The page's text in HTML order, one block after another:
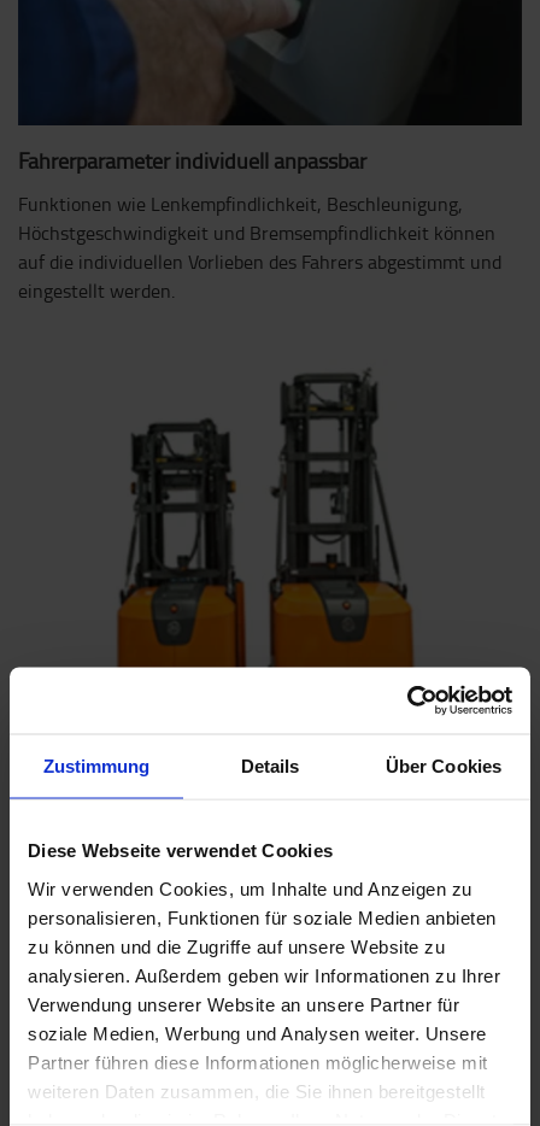
Zustimmung Details Über Cookies
Diese Webseite verwendet Cookies
Wir verwenden Cookies, um Inhalte und Anzeigen zu
personalisieren, Funktionen für soziale Medien anbieten
zu können und die Zugriffe auf unsere Website zu
analysieren. Außerdem geben wir Informationen zu Ihrer
Verwendung unserer Website an unsere Partner für
soziale Medien, Werbung und Analysen weiter. Unsere
Partner führen diese Informationen möglicherweise mit
weiteren Daten zusammen, die Sie ihnen bereitgestellt
Fahrerparameter individuell anpassbar
Funktionen wie Lenkempfindlichkeit, Beschleunigung,
Höchstgeschwindigkeit und Bremsempfindlichkeit können
auf die individuellen Vorlieben des Fahrers abgestimmt und
eingestellt werden.
Auswahl Gerätebreite
Hubhöhe und Tragfähigkeitsanforderung erhältlich.